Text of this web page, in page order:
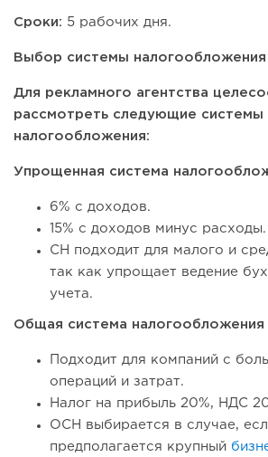
Сроки: 5 рабочих дня.
Выбор системы налогообложения
Для рекламного агентства
рассмотреть следующие системы
налогообложения:
Упрощенная система
6% с доходов.
15% с доходов минус расходы.
СН подходит для малого и
так как упрощает ведение
учета.
Общая система
Подходит для компаний с
операций и затрат.
Налог на прибыль 20%, НДС
ОСН выбирается в случае,
предполагается крупный